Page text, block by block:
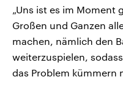
„Uns ist es im Moment
Großen und Ganzen
machen, nämlich den
weiterzuspielen,
das Problem kümmern